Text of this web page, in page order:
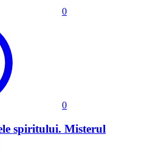
0
0
spiritului. Misterul